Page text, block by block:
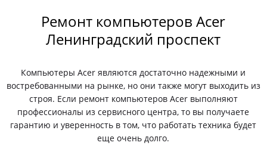
Ремонт компьютеров Acer
Ленинградский проспект
Компьютеры Acer являются достаточно надежными и
востребованными на рынке, но они также могут выходить из
строя. Если ремонт компьютеров Acer выполняют
профессионалы из сервисного центра, то вы получаете
гарантию и уверенность в том, что работать техника будет
еще очень долго.